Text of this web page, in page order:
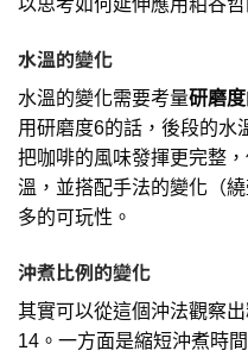
以思考如何延伸應用粕谷哲
水溫的變化
水溫的變化需要考量研磨度
用研磨度6的話，後段的水
把咖啡的風味發揮更完整
溫，並搭配手法的變化（
多的可玩性。
沖煮比例的變化
其實可以從這個沖法觀察
14。一方面是縮短沖煮時